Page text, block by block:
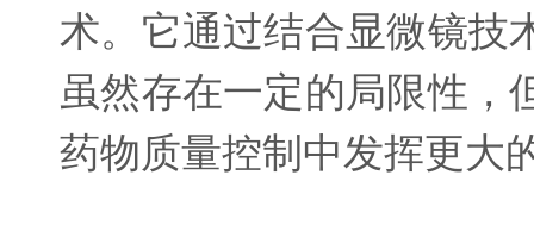
术。它通过结合显微镜技
虽然存在一定的局限性，
药物质量控制中发挥更大